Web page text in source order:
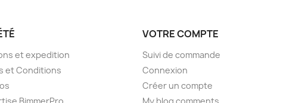
et expedition
et Conditions
BimmerPro
VOTRE COMPTE
Suivi de commande
Connexion
Créer un compte
My blog comments